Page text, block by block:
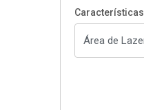
Características